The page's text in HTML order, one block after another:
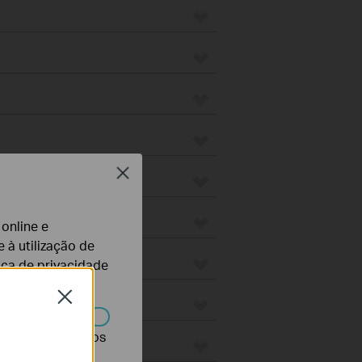
Close
e
à utilização de
de privacidade
desativados nos
Close